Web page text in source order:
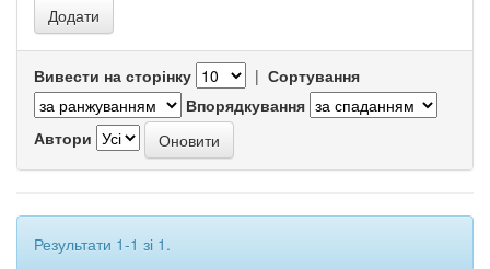
Вивести на сторінку | Сортування
Впорядкування
Автори
Результати 1-1 зі 1.